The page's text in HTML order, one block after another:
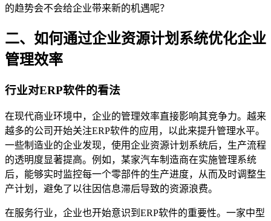
的趋势会不会给企业带来新的机遇呢？
二、如何通过企业资源计划系统优化企业
管理效率
行业对ERP软件的看法
在现代商业环境中，企业的管理效率直接影响其竞争力。越来
越多的公司开始关注ERP软件的应用，以此来提升管理水平。
一些制造业的企业发现，使用企业资源计划系统后，生产流程
的透明度显著提高。例如，某家汽车制造商在实施管理系统
后，能够实时监控每一个零部件的生产进度，从而及时调整生
产计划，避免了以往因信息滞后导致的资源浪费。
在服务行业，企业也开始意识到ERP软件的重要性。一家中型